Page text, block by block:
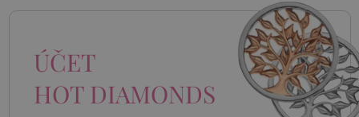
ÚČET
HOT DIAMONDS